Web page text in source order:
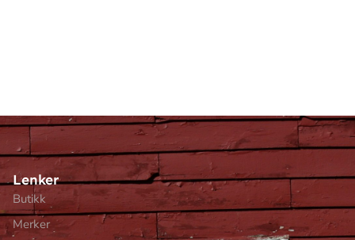
Lenker
Butikk
Merker